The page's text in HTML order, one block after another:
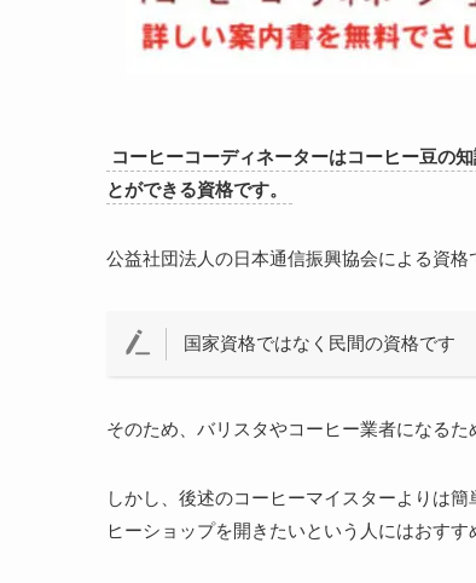
コーヒーコーディネーターはコーヒー豆の
とができる資格です。
公益社団法人の日本通信振興協会による資格
国家資格ではなく民間の資格です
そのため、バリスタやコーヒー業者になる
しかし、後述のコーヒーマイスターよりは
ヒーショップを開きたいという人にはおすす